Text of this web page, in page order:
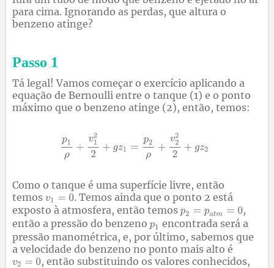
para cima. Ignorando as perdas, que altura o
benzeno atinge?
Passo 1
Tá legal! Vamos começar o exercício aplicando a
equação de Bernoulli entre o tanque (1) e o ponto
máximo que o benzeno atinge (2), então, temos:
Como o tanque é uma superfície livre, então
temos
. Temos ainda que o ponto 2 está
exposto à atmosfera, então temos
,
então a pressão do benzeno
encontrada será a
pressão manométrica, e, por último, sabemos que
a velocidade do benzeno no ponto mais alto é
, então substituindo os valores conhecidos,